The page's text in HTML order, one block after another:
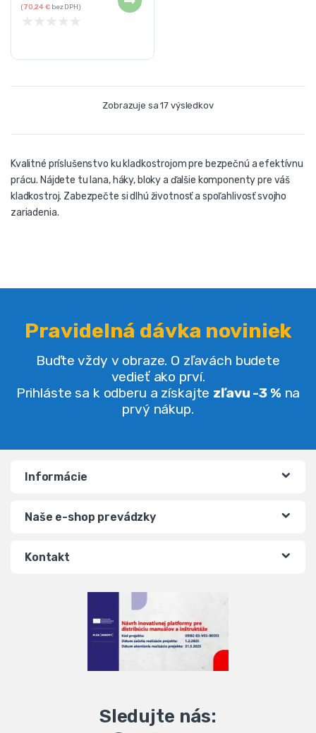
(70,24€bez DPH)
★ ★ ★ ★ ★
Zobrazuje sa 17 výsledkov
Kvalitné príslušenstvo ku kladkostrojom pre bezpečnú a efektívnu
prácu. Nájdete tu lana, háky, bloky a ďalšie komponenty pre váš
kladkostroj. Zabezpečte si dlhú životnosť a spoľahlivosť svojho
zariadenia.
Pravidelná dávka noviniek
Buďte vždy v obraze. O zľavách budete
vedieť ako prví.
Prihláste sa k odberu a získajte zľavu -3 % na
prvý nákup.
Informácie
Naše e-shop prevádzky
Kontakt